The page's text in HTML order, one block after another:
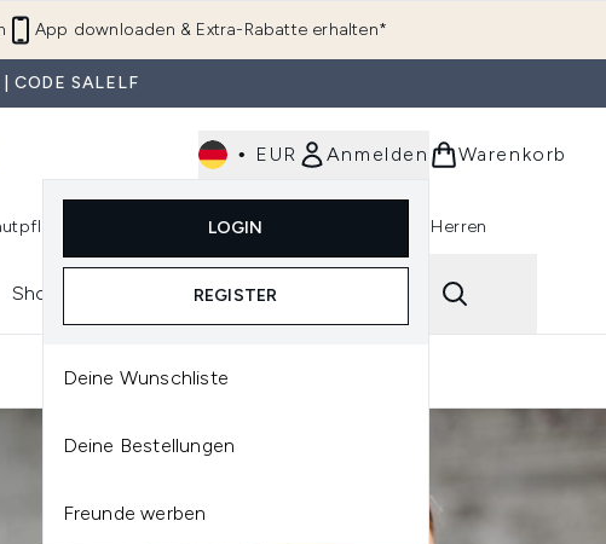
App downloaden & Extra-Rabatte erhalten*
CODE SALELF
• EUR Anmelden
LOGIN
REGISTER
Deine Wunschliste
Deine Bestellungen
Freunde werben
Warenkorb
(Neu & Trending) Untermenü Anmelden (Kosmetik) Untermenü Anmelden (Haarpflege)
Parfum
Untermenü Anmelden (Parfum)
Herren
Shopping Reviews